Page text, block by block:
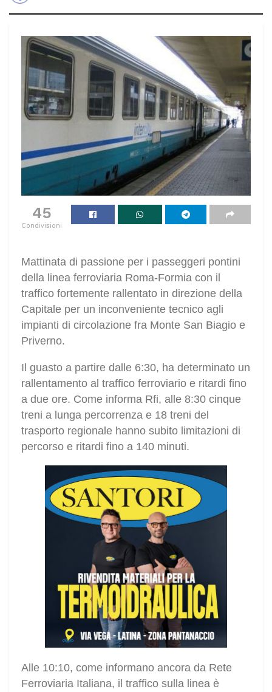
31
Condivisioni
Mattinata di passione per i passeggeri pontini
della linea ferroviaria Roma-Formia con il
traffico fortemente rallentato in direzione della
Capitale per un inconveniente tecnico agli
impianti di circolazione fra Monte San Biagio e
Priverno.
Il guasto a partire dalle 6:30, ha determinato un
rallentamento al traffico ferroviario e ritardi fino
a due ore. Come informa Rfi, alle 8:30 cinque
treni a lunga percorrenza e 18 treni del
trasporto regionale hanno subito limitazioni di
percorso e ritardi fino a 140 minuti.
Alle 10:10, come informano ancora da Rete
Ferroviaria Italiana, il traffico sulla linea è